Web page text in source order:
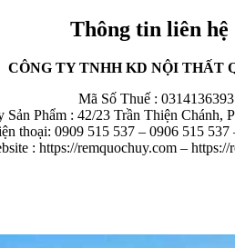
Thông tin liên hệ
CÔNG TY TNHH KD NỘI THẤT
Mã Số Thuế : 0314136393
Sản Phẩm : 42/23 Trần Thiện Chánh,
thoại: 0909 515 537 – 0906 515 537
: https://remquochuy.com – https://